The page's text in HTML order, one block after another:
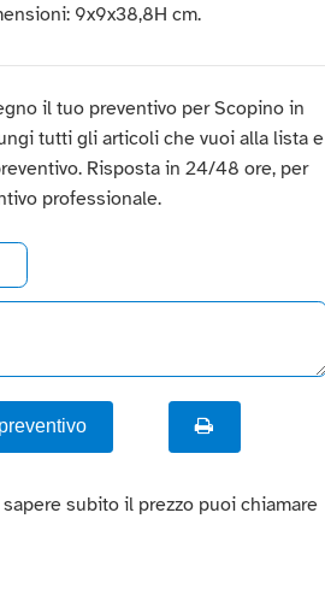
9x9x38,8H cm.
il tuo preventivo per Scopino in
tutti gli articoli che vuoi alla lista e
Risposta in 24/48 ore, per
professionale.
subito il prezzo puoi chiamare